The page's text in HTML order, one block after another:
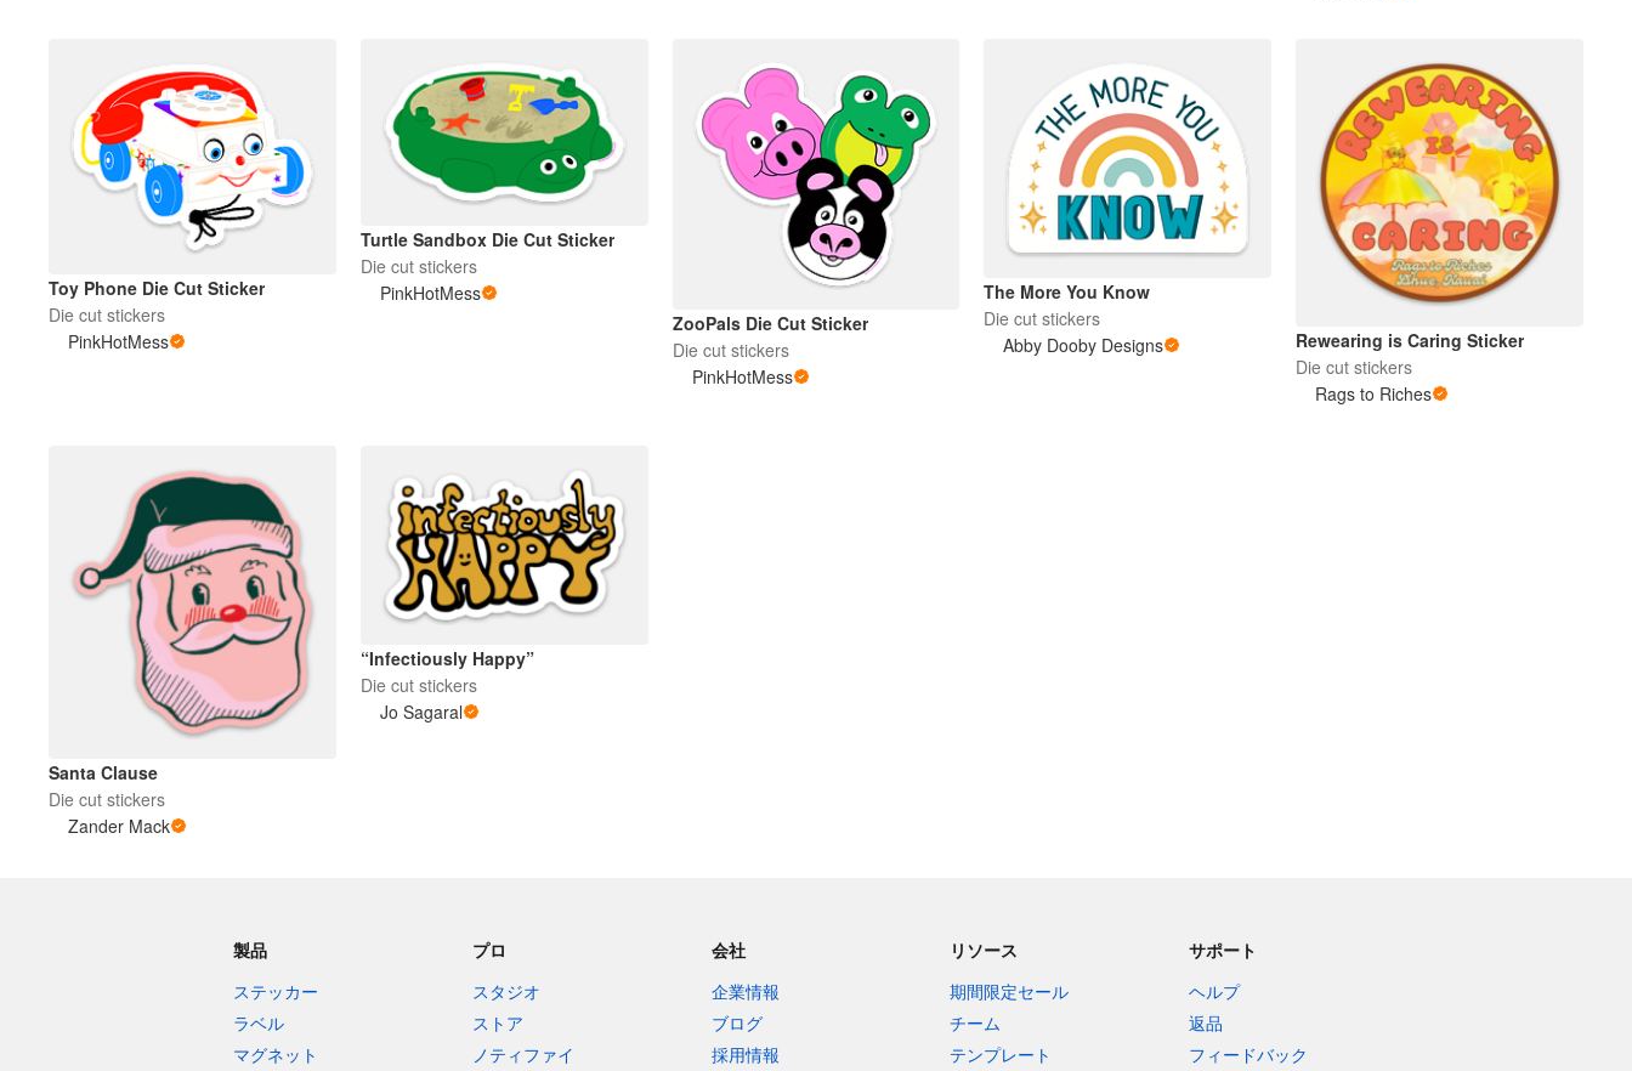
Toy Phone Die Cut Sticker
Die cut stickers
PinkHotMess
Turtle Sandbox Die Cut Sticker
Die cut stickers
PinkHotMess
ZooPals Die Cut Sticker
Die cut stickers
PinkHotMess
The More You Know
Die cut stickers
Abby Dooby Designs
Rewearing is Caring Sticker
Die cut stickers
Rags to Riches
Santa Clause
Die cut stickers
Zander Mack
“Infectiously Happy”
Die cut stickers
Jo Sagaral
製品
ステッカー
ラベル
マグネット
プロ
スタジオ
ストア
ノティファイ
会社
企業情報
ブログ
採用情報
リソース
期間限定セール
チーム
テンプレート
サポート
ヘルプ
返品
フィードバック